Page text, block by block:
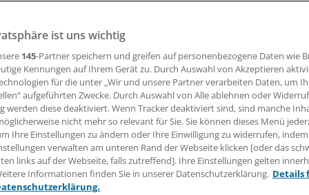
sind oft unspezifisch und Folge mechanischer
bei immunvermittelten Entzündungen. Bei Psoriasis
eines tiefen Köbner-Phänomens.
Leserin, lieber Leser,
Beitrag können Sie lesen, sobald Sie sich
Jetzt anmelden »
Kostenlos
ist uns wichtig
145-Partner speichern und greifen auf personenbezogene Daten wie
Kennungen auf Ihrem Gerät zu. Durch Auswahl von Akzeptieren
für die unter „Wir und unsere Partner verarbeiten Daten, um
aufgeführten Zwecke. Durch Auswahl von Alle ablehnen oder
werden diese deaktiviert. Wenn Tracker deaktiviert sind, sind manche
nicht mehr so relevant für Sie. Sie können dieses Menü
Ihre Einstellungen zu ändern oder Ihre Einwilligung zu widerrufen,
verwalten am unteren Rand der Webseite klicken [oder das
links auf der Webseite, falls zutreffend]. Ihre Einstellungen gelten
Informationen finden Sie in unserer Datenschutzerklärung. Details